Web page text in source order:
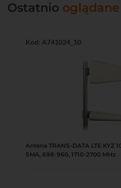
Ostatnio oglądane
Kod: A741024_10
Antena TRANS-DATA LTE KYZ
SMA, 698-960, 1710-2700 MHz